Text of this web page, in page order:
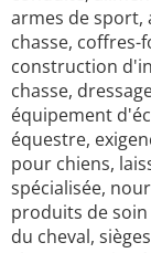
armes de sport,
chasse,
construction
chasse,
équipement
équestre,
pour chiens,
spécialisée,
produits de
du cheval,